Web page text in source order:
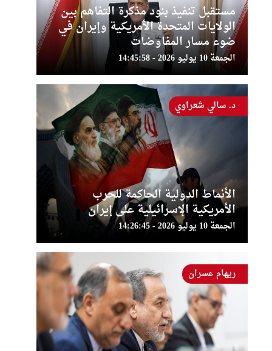
مستقبل تنفيذ بنود مذكرة التفاهم بين
الولايات المتحدة الأمريكية وإيران في
ضوء مسار المفاوضات
الجمعة 10 يوليو 2026 - 14:45:58
الأنماط الدولية الحاكمة للحرب
الأمريكية الإسرائيلية على إيران
الجمعة 10 يوليو 2026 - 14:26:45
د. سالي شعراوي
ريهام عسران